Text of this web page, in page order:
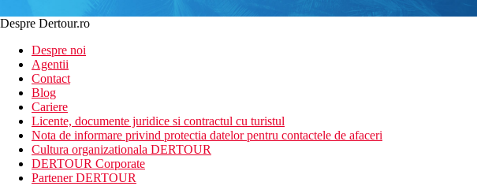
Despre Dertour.ro
Despre noi
Agentii
Contact
Blog
Cariere
Licente, documente juridice si contractul cu turistul
Nota de informare privind protectia datelor pentru contactele de afaceri
Cultura organizationala DERTOUR
DERTOUR Corporate
Partener DERTOUR